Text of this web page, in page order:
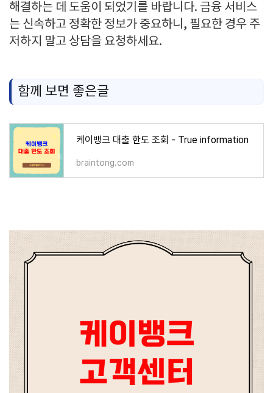
해결하는 데 도움이 되었기를 바랍니다. 금융 서비스
는 신속하고 정확한 정보가 중요하니, 필요한 경우 주
저하지 말고 상담을 요청하세요.
함께 보면 좋은글
케이뱅크 대출 한도 조회 - True information
braintong.com